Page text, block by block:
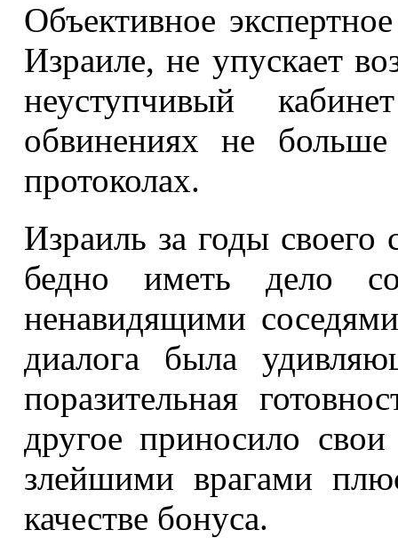
Объективное
Израиле, не упускает
неуступчивый
обвинениях не
протоколах.
Израиль за годы своего
бедно иметь дело
ненавидящими
диалога была
поразительная
другое приносило
злейшими врагами
качестве бонуса.